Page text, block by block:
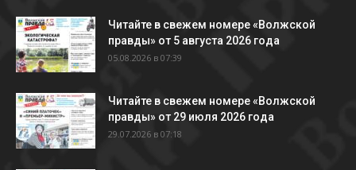
Читайте в свежем номере «Волжской
правды» от 5 августа 2026 года
05.08.2026 в 07:39
Читайте в свежем номере «Волжской
правды» от 29 июля 2026 года
29.07.2026 в 07:18